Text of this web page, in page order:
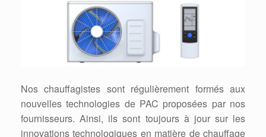
Nos chauffagistes sont régulièrement formés aux
nouvelles technologies de PAC proposées par nos
fournisseurs. Ainsi, ils sont toujours à jour sur les
innovations technologiques en matière de chauffage